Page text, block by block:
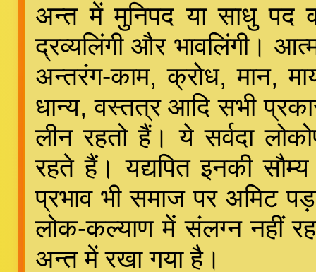
अन्त में मुनिपद या साधु पद
द्रव्यलिंगी और भावलिंगी।
अन्तरंग-काम, क्रोध, मान,
धान्य, वस्तत्र आदि सभी
लीन रहतो हैं। ये सर्वदा
रहते हैं। यद्यपित इनकी
प्रभाव भी समाज पर अमिट
लोक-कल्याण में संलग्न नहीं
अन्त में रखा गया है।